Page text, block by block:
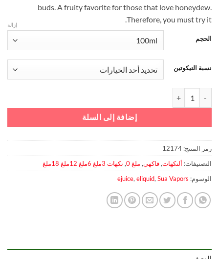
buds. A fruity favorite for those that love honeydew.
Therefore, you must try it.
الحجم
نسبة النيكوتين
إزالة
إضافة إلى السلة
رمز المنتج: 12174
التصنيفات: ألنكهات,فاكهي, ملغ 0 , نكهات 3ملغ 6ملغ 12ملغ 18ملغ
الوسوم:
ejuice,eliquid,Sua Vapors